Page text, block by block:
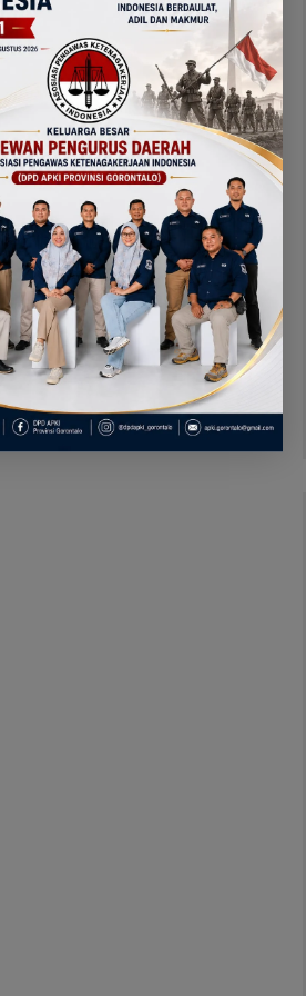
Diduga Kerap Dipersulit Wali
Kota Adhan Dambea,
Kasihan Warga Kota
Gorontalo Jarang Dapat
Bantuan Pemprov